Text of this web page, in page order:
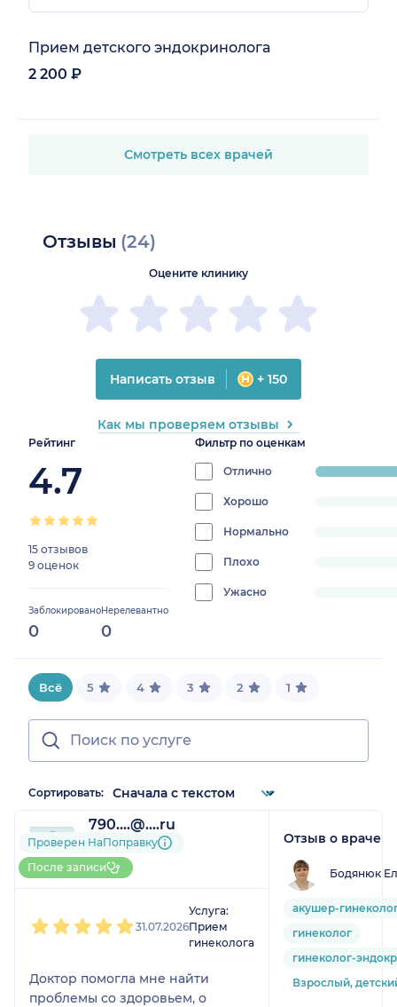
Прием детского эндокринолога
2 200 ₽
Смотреть всех врачей
Отзывы (24)
Рейтинг
4.7
15 отзывов
9 оценок
Заблокировано
0
Нерелевантно
0
Фильтр по оценкам
Отлично
progress:
Хорошо
0%
Нормально
0%
Плохо
progress:
Ужасно
0%
Оцените клинику
Написать отзыв + 150
Как мы проверяем отзывы
Всё 5 4 3 2 1
Сортировать:
790....@....ru
1 отзыв
До 5 записей через
НаПоправку
Проверен НаПоправку
После записи
31.07.2026
Услуга:
Прием
гинеколога
Доктор помогла мне найти
проблемы со здоровьем, о
Отзыв о враче
Бодянюк
акушер-
гинеколог
гинеколог-
Взрослый,